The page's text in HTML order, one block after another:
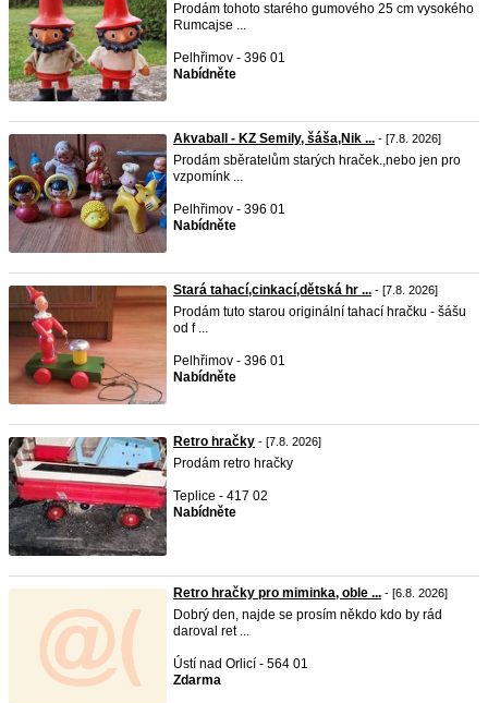
Prodám tohoto starého gumového 25 cm vysokého
Rumcajse ...
Pelhřimov - 396 01
Nabídněte
Akvaball - KZ Semily, šáša,Nik ... - [7.8. 2026]
Prodám sběratelům starých hraček.,nebo jen pro
vzpomínk ...
Pelhřimov - 396 01
Nabídněte
Stará tahací,cinkací,dětská hr ... - [7.8. 2026]
Prodám tuto starou originální tahací hračku - šášu
od f ...
Pelhřimov - 396 01
Nabídněte
Retro hračky - [7.8. 2026]
Prodám retro hračky
Teplice - 417 02
Nabídněte
Retro hračky pro miminka, oble ... - [6.8. 2026]
Dobrý den, najde se prosím někdo kdo by rád
daroval ret ...
Ústí nad Orlicí - 564 01
Zdarma